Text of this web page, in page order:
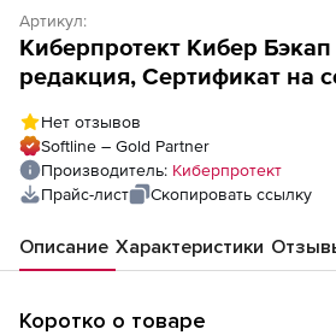
Артикул:
Киберпротект Кибер
редакция, Сертификат на
для образовательных
(переходы), для почтового
почтовых ящиков) –
Нет отзывов
Softline – Gold Partner
Производитель: Киберпротект
Прайс-лист
Скопировать ссылку
Описание Характеристики
Коротко о товаре